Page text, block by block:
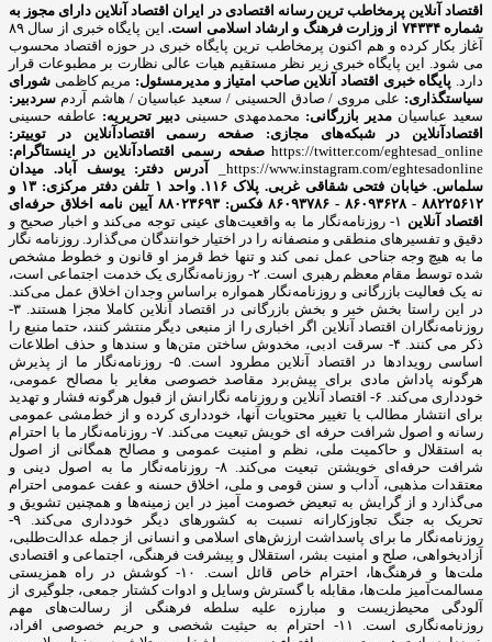
اقتصاد آنلاین پرمخاطب ترین رسانه اقتصادی در ایران اقتصاد آنلاین دارای مجوز به
شماره ۷۴۳۳۴ از وزارت فرهنگ و ارشاد اسلامی است.
این پایگاه خبری از سال ۸۹
آغاز بکار کرده و هم اکنون پرمخاطب ترین پایگاه خبری در حوزه اقتصاد محسوب
می شود. این پایگاه خبری زیر نظر مستقیم هیات عالی نظارت بر مطبوعات قرار
دارد. پایگاه خبری اقتصاد آنلاین صاحب امتیاز و مدیرمسئول: مریم کاظمی شورای
سیاستگذاری: علی مروی / صادق الحسینی / سعید عباسیان / هاشم آردم سردبیر:
سعید عباسیان مدیر بازرگانی: محمدمهدی حسینی دبیر تحریریه: عاطفه حسینی
اقتصادآنلاین در شبکه‌های مجازی:
صفحه رسمی اقتصادآنلاین در توییتر:
https://twitter.com/eghtesad_online صفحه رسمی اقتصادآنلاین در اینستاگرام:
https://www.instagram.com/eghtesadonline_
آدرس دفتر: یوسف آباد. میدان
سلماس. خیابان فتحی شقاقی غربی. پلاک ۱۱۶. واحد ۱
تلفن دفتر مرکزی: ۱۳ و
۸۸۲۲۵۶۱۲ - ۸۶۰۹۳۶۲۸ - ۸۶۰۹۳۷۸۶ فکس: ۸۸۰۲۳۶۹۳
آیین نامه اخلاق حرفه‌ای
اقتصاد آنلاین
۱- روزنامه‌نگار ما به واقعیت‌های عینی توجه می‌کند و اخبار صحیح و
دقیق و تفسیرهای منطقی و منصفانه را در اختیار خوانندگان می‌گذارد. روزنامه نگار
ما به هیچ وجه جناحی عمل نمی کند و تنها خط قرمز او قانون و خطوط مشخص
شده توسط مقام معظم رهبری است. ۲- روزنامه‌نگاری یک خدمت اجتماعی است،
نه یک فعالیت بازرگانی و روزنامه‌نگار همواره براساس وجدان اخلاق عمل می‌کند.
در این راستا بخش خبر و بخش بازرگانی در اقتصاد آنلاین کاملا مجزا هستند. ۳-
روزنامه‌نگاران اقتصاد آنلاین اگر اخباری را از منبعی دیگر منتشر کنند، حتما منبع را
ذکر می کنند. ۴- سرقت ادبی، مخدوش ساختن متن‌ها و سندها و حذف اطلاعات
اساسی رویدادها در اقتصاد آنلاین مطرود است. ۵- روزنامه‌نگار ما از پذیرش
هرگونه پاداش مادی برای پیش‌برد مقاصد خصوصی مغایر با مصالح عمومی،
خودداری می‌کند. ۶- اقتصاد آنلاین و روزنامه نگارانش از قبول هرگونه فشار و تهدید
برای انتشار مطالب یا تغییر محتویات آنها، خودداری کرده و از خط‌مشی عمومی
رسانه و اصول شرافت حرفه ای خویش تبعیت می‌کند. ۷- روزنامه‌نگار ما با احترام
به استقلال و حاکمیت ملی، نظم و امنیت عمومی و مصالح همگانی از اصول
شرافت حرفه‌ای خویشتن تبعیت می‌کند. ۸- روزنامه‌نگار ما به اصول دینی و
معتقدات مذهبی، آداب و سنن قومی و ملی، اخلاق حسنه و عفت عمومی احترام
می‌گذارد و از گرایش به تبعیض خصومت آمیز در این زمینه‌ها و همچنین تشویق و
تحریک به جنگ تجاوزکارانه نسبت به کشورهای دیگر خودداری می‌کند. ۹-
روزنامه‌نگار ما برای پاسداشت ارزش‌های اسلامی و انسانی از جمله عدالت‌طلبی،
آزادیخواهی، صلح و امنیت بشر، استقلال و پیشرفت فرهنگی، اجتماعی و اقتصادی
ملت‌ها و فرهنگ‌ها، احترام خاص قائل است. ۱۰- کوشش در راه همزیستی
مسالمت‌آمیز ملت‌ها، مقابله با گسترش وسایل و ادوات کشتار جمعی، جلوگیری از
آلودگی محیط‌زیست و مبارزه علیه سلطه فرهنگی از رسالت‌های مهم
روزنامه‌نگاری است. ۱۱- احترام به حیثیت شخصی و حریم خصوصی افراد،